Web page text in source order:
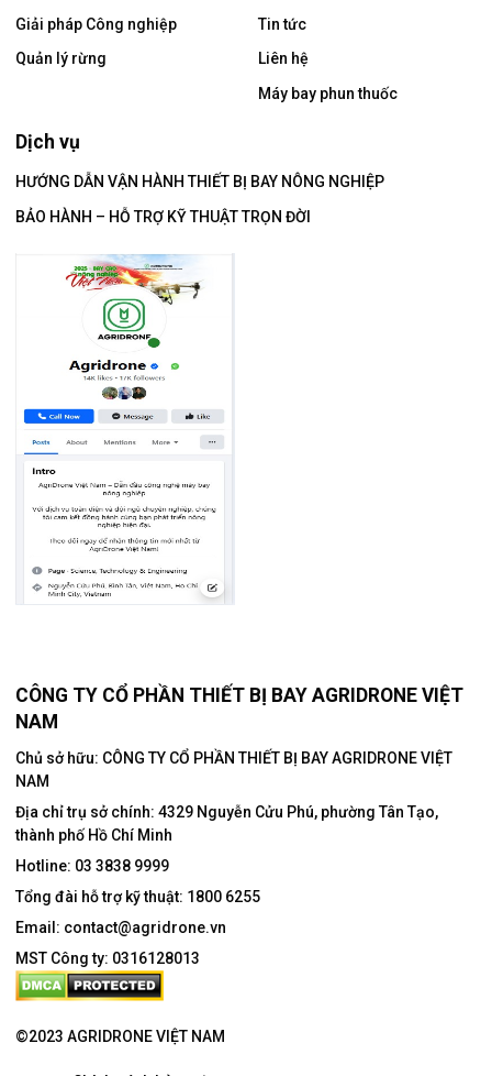
Giải pháp Công nghiệp
Quản lý rừng
Dịch vụ
HƯỚNG DẪN VẬN HÀNH THIẾT BỊ BAY NÔNG NGHIỆP
BẢO HÀNH – HỖ TRỢ KỸ THUẬT TRỌN ĐỜI
Tin tức
Liên hệ
Máy bay phun thuốc
CÔNG TY CỔ PHẦN THIẾT BỊ BAY AGRIDRONE VIỆT
NAM
Chủ sở hữu: CÔNG TY CỔ PHẦN THIẾT BỊ BAY AGRIDRONE VIỆT
NAM
Địa chỉ trụ sở chính: 4329 Nguyễn Cửu Phú, phường Tân Tạo,
thành phố Hồ Chí Minh
Hotline: 03 3838 9999
Tổng đài hỗ trợ kỹ thuật: 1800 6255
Email: contact@agridrone.vn
MST Công ty: 0316128013
©2023 AGRIDRONE VIỆT NAM